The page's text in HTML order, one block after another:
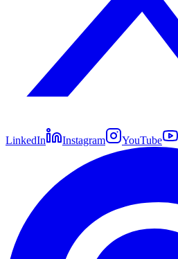
LinkedIn Instagram YouTube